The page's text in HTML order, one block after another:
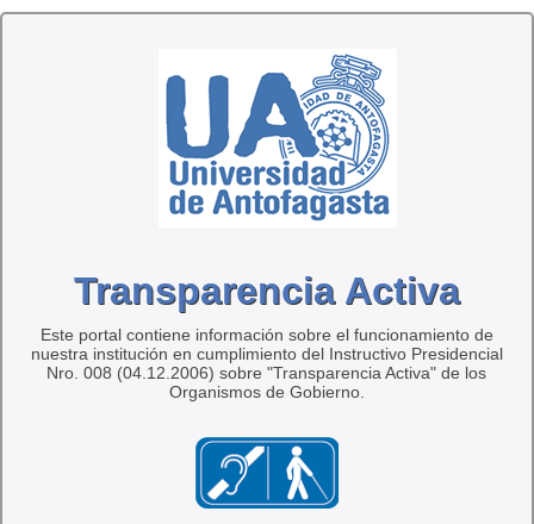
Transparencia Activa
Este portal contiene información sobre el funcionamiento de
nuestra institución en cumplimiento del Instructivo Presidencial
Nro. 008 (04.12.2006) sobre "Transparencia Activa" de los
Organismos de Gobierno.